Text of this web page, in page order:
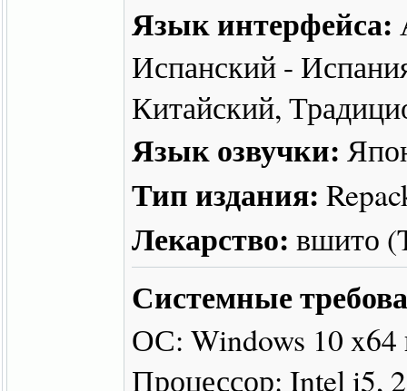
Язык интерфейса:
Испанский -
Китайский,
Язык озвучки:
Тип издания:
Лекарство: вшито
Системные
ОС: Windows 10
Процессор: Intel i5,